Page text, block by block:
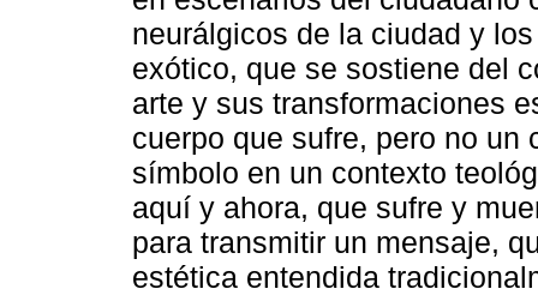
neurálgicos de la ciudad y
exótico, que se sostiene del
arte y sus transformaciones
cuerpo que sufre, pero no un
símbolo en un contexto
aquí y ahora, que sufre y
para transmitir un mensaje,
estética entendida